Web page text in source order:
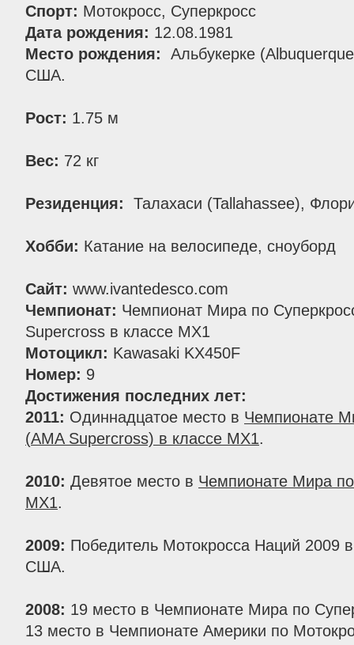
Спорт: Мотокросс, Суперкросс
Дата рождения: 12.08.1981
Место рождения:
Альбукерке
США.
Рост: 1.75 м
Вес: 72 кг
Резиденция: Талахаси (Tallahassee),
Хобби: Катание на велосипеде, сноуборд
Сайт: www.ivantedesco.com
Чемпионат: Чемпионат Мира по
Supercross в классе MX1
Мотоцикл: Kawasaki KX450F
Номер: 9
Достижения последних лет:
2011: Одиннадцатое место в Чемпионате
(AMA Supercross) в классе MX1.
2010: Девятое место в Чемпионате Мира
MX1.
2009: Победитель Мотокросса Наций 2009
США.
2008: 19 место в Чемпионате Мира по
13 место в Чемпионате Америки по